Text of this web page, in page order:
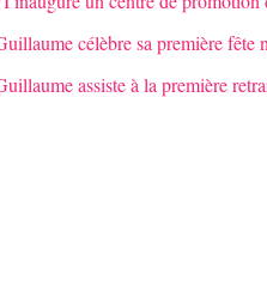
célèbre sa première
assiste à la première